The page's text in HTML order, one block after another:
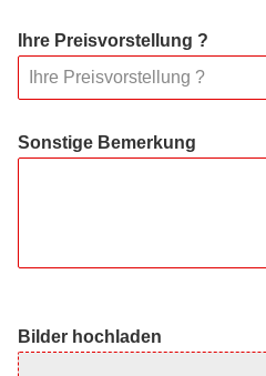
Ihre Preisvorstellung ?
Sonstige Bemerkung
Bilder hochladen